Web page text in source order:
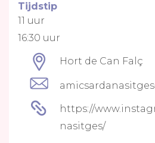
Tijdstip
11 uur
16:30 uur
Hort de Can Falç
https://
nasitges/